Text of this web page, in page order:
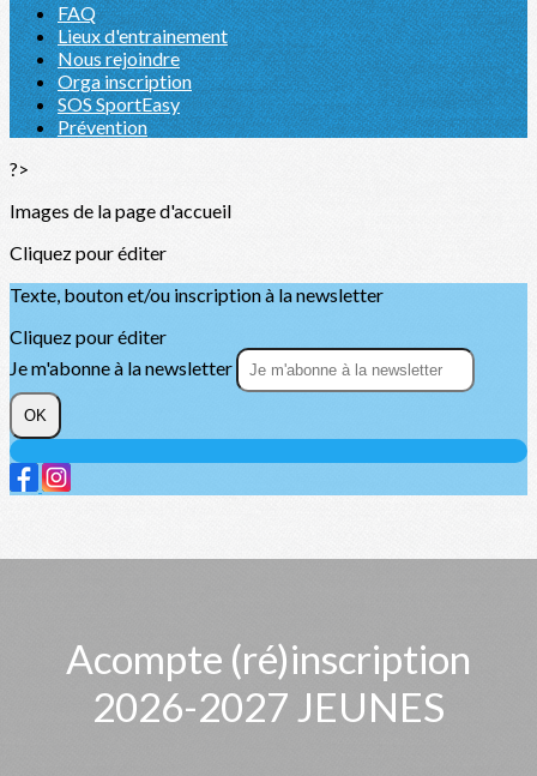
FAQ
Lieux d'entrainement
Nous rejoindre
Orga inscription
SOS SportEasy
Prévention
?>
Images de la page d'accueil
Cliquez pour éditer
Texte, bouton et/ou inscription à la newsletter
Cliquez pour éditer
Je m'abonne à la newsletter
OK
Acompte (ré)inscription
2026-2027 JEUNES